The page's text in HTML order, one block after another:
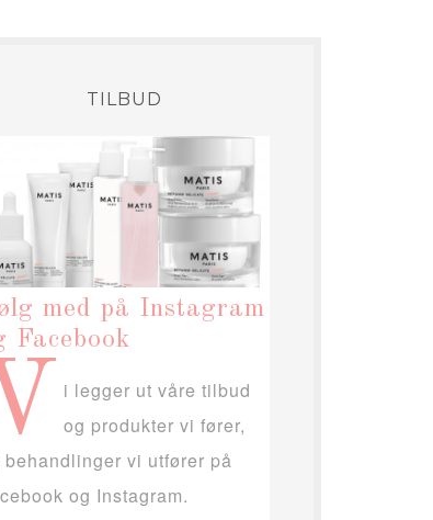
TILBUD
med på Instagram
Facebook
i legger ut våre tilbud
og produkter vi fører,
behandlinger vi utfører på
og Instagram.